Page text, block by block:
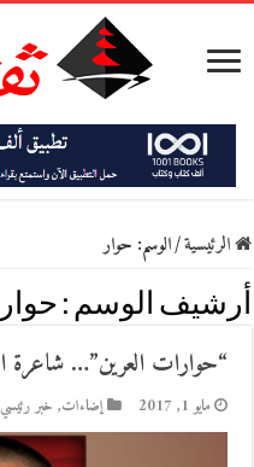
الرئيسية/الوسم: حوار
أرشيف الوسم : حوار
“حوارات العرين”… شاعرة
مايو 1, 2017 إضاءات, خبر رئيسي